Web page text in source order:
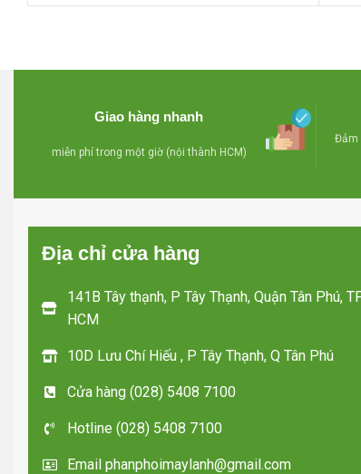
điện năng.
Cánh cửa có thể tháo ra và thay đổi
hướng mở cửa.
cho gia đình, hộ kinh doanh, nhà
hàng….
dụng.
vệ sinh, lau chùi máy.
Chân tủ có thể điều chỉnh cao thấp.
Sử dụng gas R600A.
Giao hàng nhanh
miễn phí trong một giờ (nội thành HCM)
Đảm
Địa chỉ cửa hàng
141B Tây thạnh, P Tây Thạnh, Quận Tân Phú,
HCM
10D Lưu Chí Hiếu , P Tây Thạnh, Q Tân Phú
Cửa hàng (028) 5408 7100
Hotline (028) 5408 7100
Email phanphoimaylanh@gmail.com